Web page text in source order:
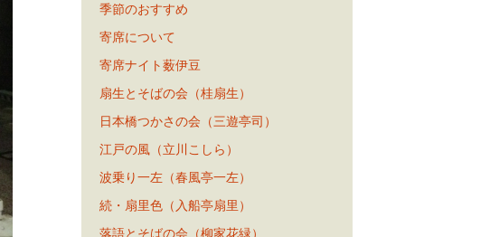
季節のおすすめ
寄席について
寄席ナイト薮伊豆
扇生とそばの会（桂扇生）
日本橋つかさの会（三遊亭司）
江戸の風（立川こしら）
波乗り一左（春風亭一左）
続・扇里色（入船亭扇里）
落語とそばの会（柳家花緑）